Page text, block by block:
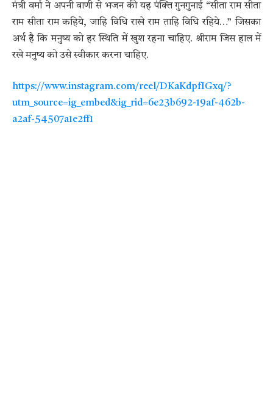
मंत्री वर्मा ने अपनी वाणी से भजन की यह पंक्ति गुनगुनाई “सीता राम सीता
राम सीता राम कहिये, जाहि विधि राखे राम ताहि विधि रहिये…” जिसका
अर्थ है कि मनुष्य को हर स्थिति में खुश रहना चाहिए. श्रीराम जिस हाल में
रखे मनुष्य को उसे स्वीकार करना चाहिए.
https://www.instagram.com/reel/DKaKdpfIGxq/?
utm_source=ig_embed&ig_rid=6e23b692-19af-462b-
a2af-54507a1e2ff1